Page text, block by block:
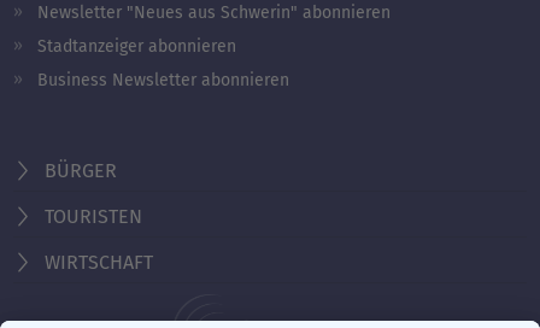
Newsletter "Neues aus Schwerin" abonnieren
Stadtanzeiger abonnieren
Business Newsletter abonnieren
BÜRGER
TOURISTEN
WIRTSCHAFT